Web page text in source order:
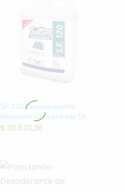
SF 120 Desengrasante
Altamente Concentrado 5lt.
$ 30.570,36